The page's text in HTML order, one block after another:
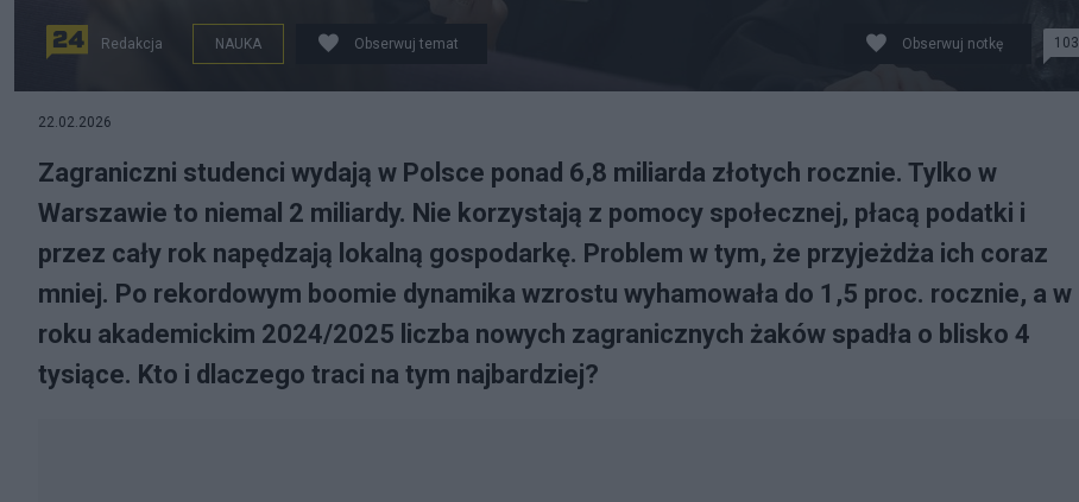
Uniwersytetu Medycznego/PAP
Redakcja NAUKA Obserwuj temat Obserwuj notkę 103
22.02.2026
Zagraniczni studenci wydają w Polsce ponad 6,8 miliarda złotych rocznie. Tylko w
Warszawie to niemal 2 miliardy. Nie korzystają z pomocy społecznej, płacą podatki i
przez cały rok napędzają lokalną gospodarkę. Problem w tym, że przyjeżdża ich coraz
mniej. Po rekordowym boomie dynamika wzrostu wyhamowała do 1,5 proc. rocznie, a w
roku akademickim 2024/2025 liczba nowych zagranicznych żaków spadła o blisko 4
tysiące. Kto i dlaczego traci na tym najbardziej?